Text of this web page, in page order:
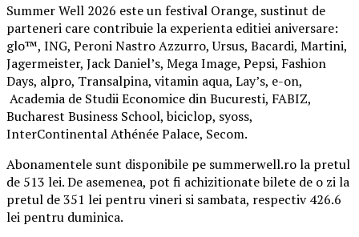
Summer Well 2026 este un festival Orange, sustinut de
parteneri care contribuie la experienta editiei aniversare:
glo™, ING, Peroni Nastro Azzurro, Ursus, Bacardi, Martini,
Jagermeister, Jack Daniel’s, Mega Image, Pepsi, Fashion
Days, alpro, Transalpina, vitamin aqua, Lay’s, e-on,
Academia de Studii Economice din Bucuresti, FABIZ,
Bucharest Business School, biciclop, syoss,
InterContinental Athénée Palace, Secom.
Abonamentele sunt disponibile pe summerwell.ro la pretul
de 513 lei. De asemenea, pot fi achizitionate bilete de o zi la
pretul de 351 lei pentru vineri si sambata, respectiv 426.6
lei pentru duminica.